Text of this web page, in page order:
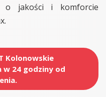
o jakości i komforcie
Kolonowskie
24 godziny od